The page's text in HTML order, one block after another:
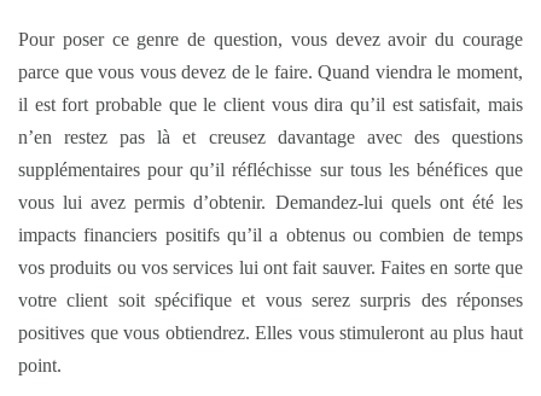
Pour poser ce genre de question, vous devez avoir du courage
parce que vous vous devez de le faire. Quand viendra le moment,
il est fort probable que le client vous dira qu’il est satisfait, mais
n’en restez pas là et creusez davantage avec des questions
supplémentaires pour qu’il réfléchisse sur tous les bénéfices que
vous lui avez permis d’obtenir. Demandez-lui quels ont été les
impacts financiers positifs qu’il a obtenus ou combien de temps
vos produits ou vos services lui ont fait sauver. Faites en sorte que
votre client soit spécifique et vous serez surpris des réponses
positives que vous obtiendrez. Elles vous stimuleront au plus haut
point.